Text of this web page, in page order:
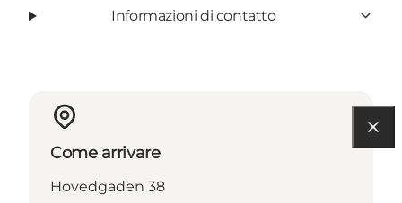
Informazioni di contatto
Come arrivare
Hovedgaden 38